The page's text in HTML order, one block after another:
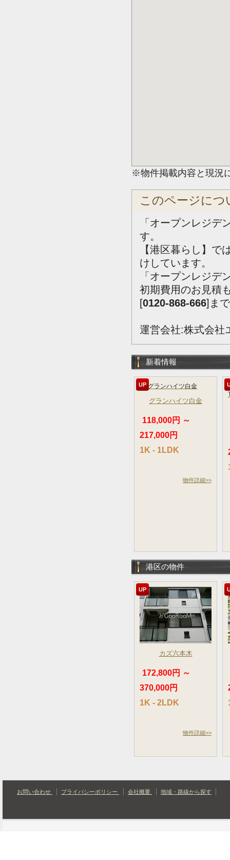
※物件掲載内容と現況
このページにつ
「オープンレジデ
す。
【港区暮らし】で
けしています。
「オープンレジデ
初期費用のお見積
[0120-868-666]ま
運営会社:株式会社
新着情報
UP
グランハイツ白金
118,000円 ～
217,000円
1K - 1LDK
物件詳細>>
港区の物件
UP
カズ六本木
172,800円 ～
370,000円
1K - 2LDK
物件詳細>>
お問い合わせ プライバシーポリシー 会社概要 地域・路線から探す